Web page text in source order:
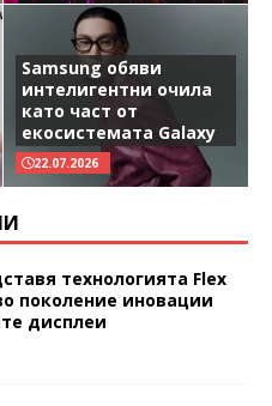
Samsung обяви
интелигентни очила
като част от
екосистемата Galaxy
22.07.2026
технологията Flex
поколение иновации
дисплеи